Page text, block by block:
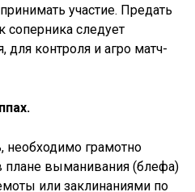
участие. Предать
следует
для контроля и агро матч-
необходимо грамотно
плане выманивания (блефа)
или заклинаниями по